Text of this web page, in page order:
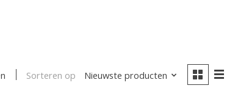
Sorteren op Nieuwste producten